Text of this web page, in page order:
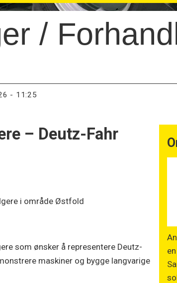
/
- 11:25
– Deutz-Fahr
i område Østfold
som ønsker å representere Deutz-
maskiner og bygge langvarige